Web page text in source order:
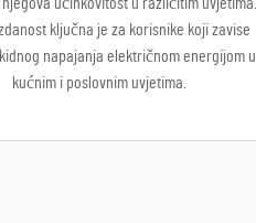
ključna je za korisnike koji zavise
napajanja električnom energijom u
kućnim i poslovnim uvjetima.